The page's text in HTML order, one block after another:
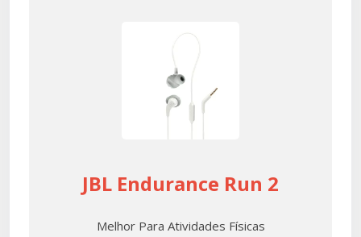
JBL Endurance Run 2
Melhor Para Atividades Físicas